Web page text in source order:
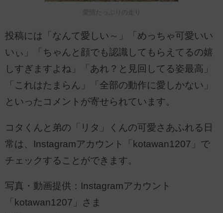
愛情たっぷりの走り
投稿には「なんて愛しい～」「めっちゃ可愛いい
いぃ」「ちゃんと顔でも認識してもらえてるの嬉
しすぎますよね」「あれ？と見回してる姿最高」
「これはたまらん」「全部の動作に愛しかない」
といったコメントが寄せられています。
コタくんと弟の「リタ」くんの可愛さあふれる日
常は、Instagramアカウント「kotawan1207」で
チェックすることができます。
写真・動画提供：Instagramアカウント
「kotawan1207」さま